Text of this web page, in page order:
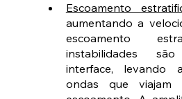
Escoamento
aumentando a
escoamento
instabilidades
interface, levando
ondas que viajam